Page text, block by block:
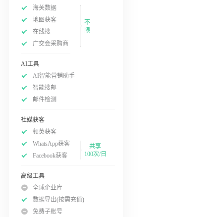
海关数据
地图获客
在线搜
广交会采购商
不
限
AI工具
AI智能营销助手
智能搜邮
邮件检测
社媒获客
领英获客
WhatsApp获客
Facebook获客
共享
100次/日
高级工具
全球企业库
数据导出(按需充值)
免费子账号